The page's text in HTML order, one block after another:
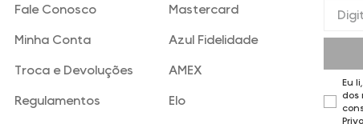
Fale Conosco
Minha Conta
Troca e Devoluções
Regulamentos
Mastercard
Azul Fidelidade
AMEX
Elo
Eu
dos